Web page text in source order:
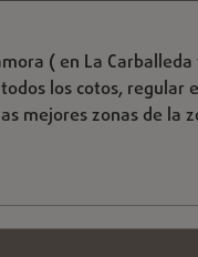
( en La
los cotos, regular
mejores zonas de la